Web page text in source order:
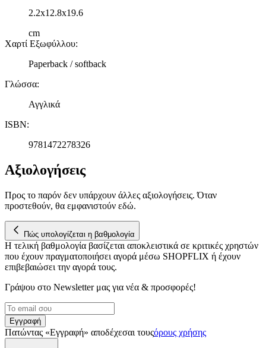
2.2x12.8x19.6
cm
Χαρτί Εξωφύλλου:
Paperback / softback
Γλώσσα:
Αγγλικά
ISBN:
9781472278326
Αξιολογήσεις
Προς το παρόν δεν υπάρχουν άλλες αξιολογήσεις. Όταν
προστεθούν, θα εμφανιστούν εδώ.
Πώς υπολογίζεται η βαθμολογία
Η τελική βαθμολογία βασίζεται αποκλειστικά σε κριτικές χρηστών
που έχουν πραγματοποιήσει αγορά μέσω SHOPFLIX ή έχουν
επιβεβαιώσει την αγορά τους.
Γράψου στο Νewsletter μας για νέα & προσφορές!
Εγγραφή
Πατώντας «Εγγραφή» αποδέχεσαι τουςόρους χρήσης